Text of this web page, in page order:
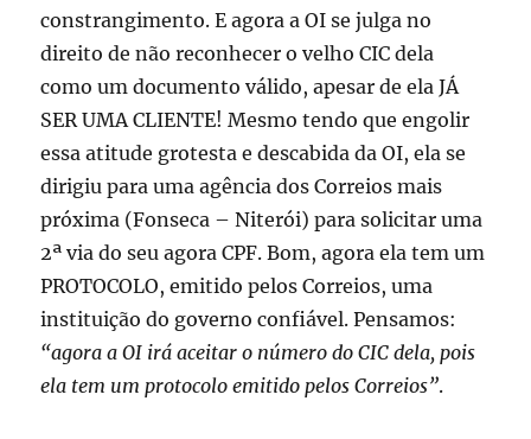
constrangimento. E agora a OI se julga no
direito de não reconhecer o velho CIC dela
como um documento válido, apesar de ela JÁ
SER UMA CLIENTE! Mesmo tendo que engolir
essa atitude grotesta e descabida da OI, ela se
dirigiu para uma agência dos Correios mais
próxima (Fonseca – Niterói) para solicitar uma
2ª via do seu agora CPF. Bom, agora ela tem um
PROTOCOLO, emitido pelos Correios, uma
instituição do governo confiável. Pensamos:
“agora a OI irá aceitar o número do CIC dela, pois
ela tem um protocolo emitido pelos Correios”.